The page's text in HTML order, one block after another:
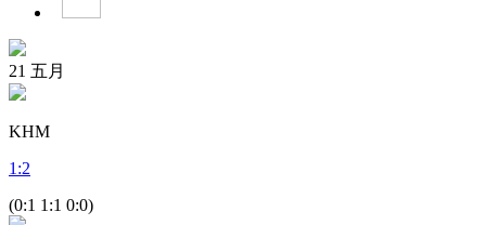
21 五月
KHM
1 :2
(0:1 1:1 0:0)